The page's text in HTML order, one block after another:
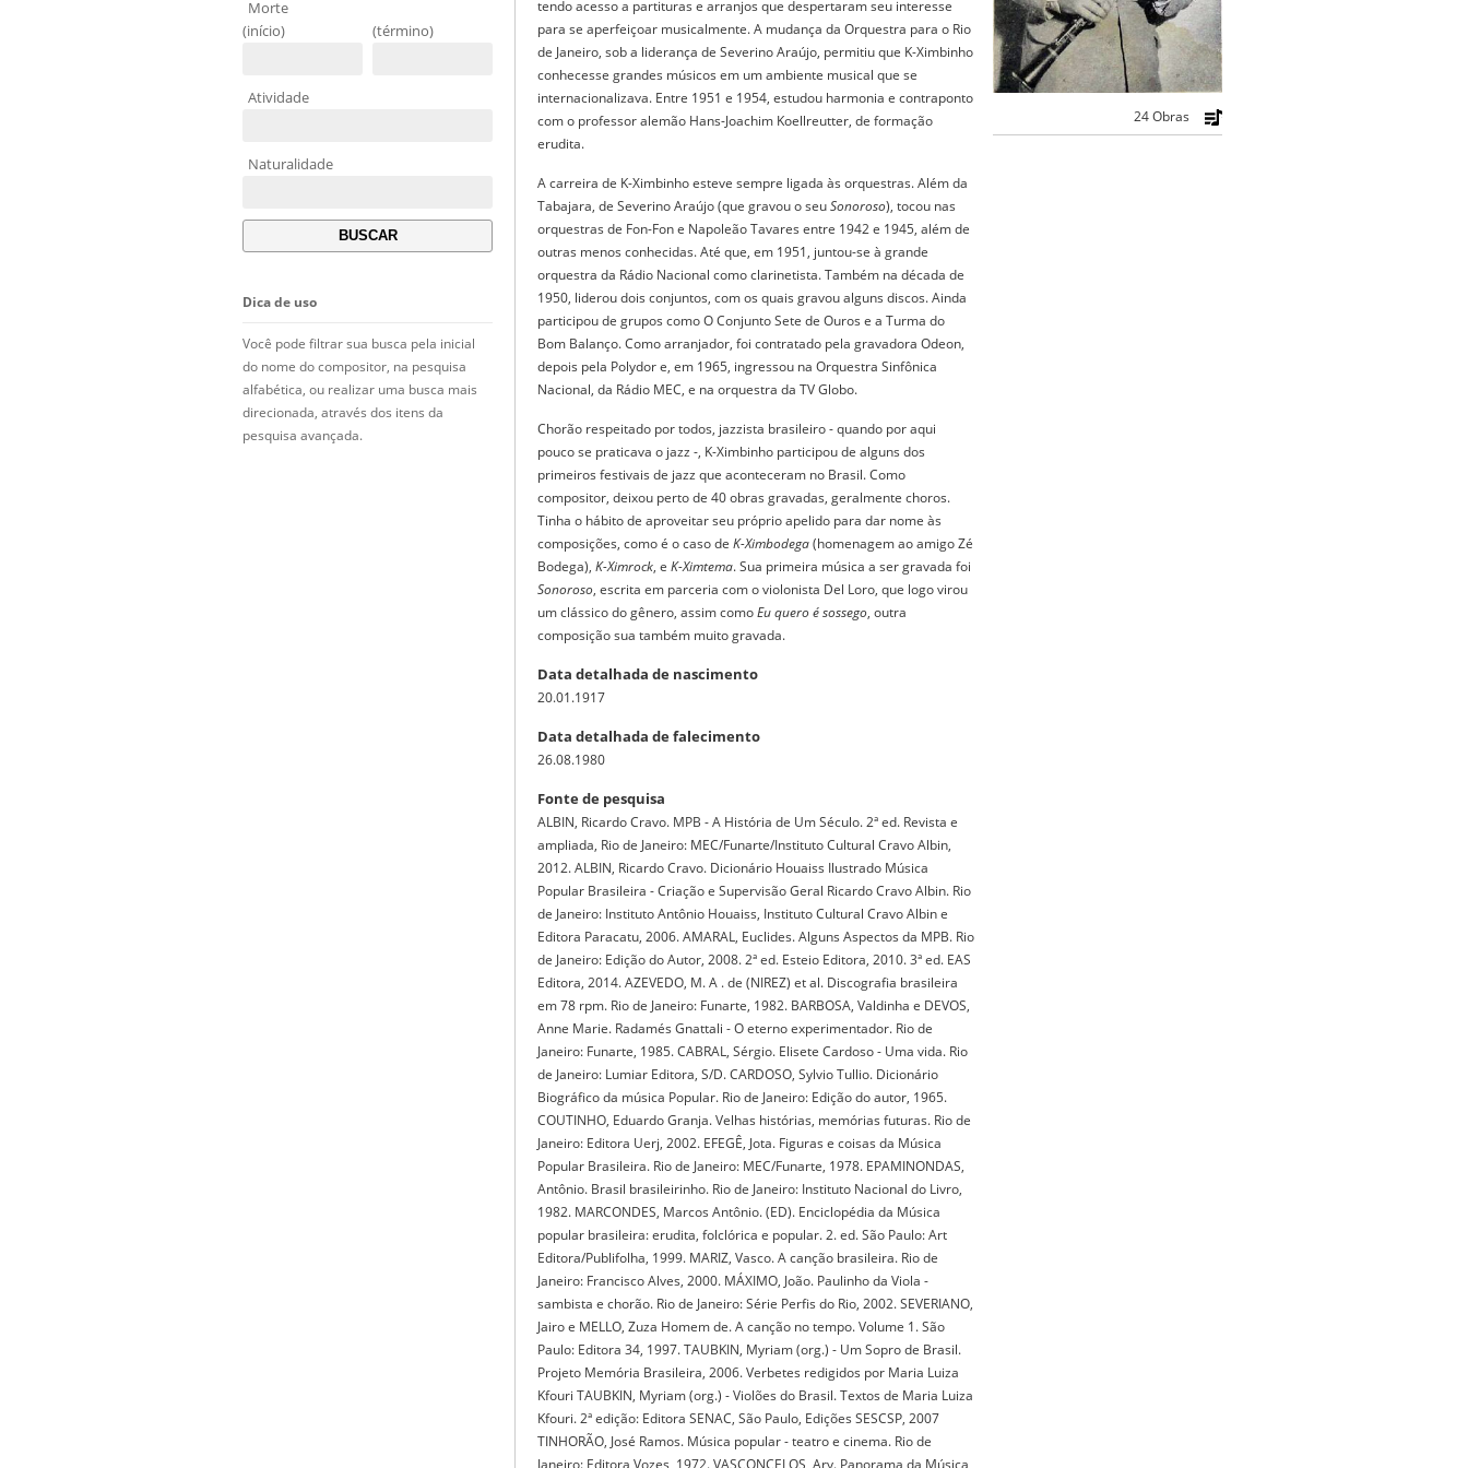
Morte
(início)
(término)
Atividade
Naturalidade
Dica de uso
Você pode filtrar sua busca pela inicial
do nome do compositor, na pesquisa
alfabética, ou realizar uma busca mais
direcionada, através dos itens da
pesquisa avançada.
tendo acesso a partituras e arranjos que despertaram seu interesse
para se aperfeiçoar musicalmente. A mudança da Orquestra para o Rio
de Janeiro, sob a liderança de Severino Araújo, permitiu que K-Ximbinho
conhecesse grandes músicos em um ambiente musical que se
internacionalizava. Entre 1951 e 1954, estudou harmonia e contraponto
com o professor alemão Hans-Joachim Koellreutter, de formação
erudita.
A carreira de K-Ximbinho esteve sempre ligada às orquestras. Além da
Tabajara, de Severino Araújo (que gravou o seuSonoroso), tocou nas
orquestras de Fon-Fon e Napoleão Tavares entre 1942 e 1945, além de
outras menos conhecidas. Até que, em 1951, juntou-se à grande
orquestra da Rádio Nacional como clarinetista. Também na década de
1950, liderou dois conjuntos, com os quais gravou alguns discos. Ainda
participou de grupos como O Conjunto Sete de Ouros e a Turma do
Bom Balanço. Como arranjador, foi contratado pela gravadora Odeon,
depois pela Polydor e, em 1965, ingressou na Orquestra Sinfônica
Nacional, da Rádio MEC, e na orquestra da TV Globo.
Chorão respeitado por todos, jazzista brasileiro - quando por aqui
pouco se praticava o jazz -, K-Ximbinho participou de alguns dos
primeiros festivais de jazz que aconteceram no Brasil. Como
compositor, deixou perto de 40 obras gravadas, geralmente choros.
Tinha o hábito de aproveitar seu próprio apelido para dar nome às
composições, como é o caso de K-Ximbodega(homenagem ao amigo Zé
Bodega), K-Ximrock, e K-Ximtema. Sua primeira música a ser gravada foi
Sonoroso, escrita em parceria com o violonista Del Loro, que logo virou
um clássico do gênero, assim comoEu quero é sossego, outra
composição sua também muito gravada.
Data detalhada de nascimento
20.01.1917
Data detalhada de falecimento
26.08.1980
Fonte de pesquisa
ALBIN, Ricardo Cravo. MPB - A História de Um Século. 2ª ed. Revista e
ampliada, Rio de Janeiro: MEC/Funarte/Instituto Cultural Cravo Albin,
2012. ALBIN, Ricardo Cravo. Dicionário Houaiss Ilustrado Música
Popular Brasileira - Criação e Supervisão Geral Ricardo Cravo Albin. Rio
de Janeiro: Instituto Antônio Houaiss, Instituto Cultural Cravo Albin e
Editora Paracatu, 2006. AMARAL, Euclides. Alguns Aspectos da MPB. Rio
de Janeiro: Edição do Autor, 2008. 2ª ed. Esteio Editora, 2010. 3ª ed. EAS
Editora, 2014. AZEVEDO, M. A . de (NIREZ) et al. Discografia brasileira
em 78 rpm. Rio de Janeiro: Funarte, 1982. BARBOSA, Valdinha e DEVOS,
Anne Marie. Radamés Gnattali - O eterno experimentador. Rio de
Janeiro: Funarte, 1985. CABRAL, Sérgio. Elisete Cardoso - Uma vida. Rio
de Janeiro: Lumiar Editora, S/D. CARDOSO, Sylvio Tullio. Dicionário
Biográfico da música Popular. Rio de Janeiro: Edição do autor, 1965.
COUTINHO, Eduardo Granja. Velhas histórias, memórias futuras. Rio de
Janeiro: Editora Uerj, 2002. EFEGÊ, Jota. Figuras e coisas da Música
Popular Brasileira. Rio de Janeiro: MEC/Funarte, 1978. EPAMINONDAS,
Antônio. Brasil brasileirinho. Rio de Janeiro: Instituto Nacional do Livro,
1982. MARCONDES, Marcos Antônio. (ED). Enciclopédia da Música
popular brasileira: erudita, folclórica e popular. 2. ed. São Paulo: Art
Editora/Publifolha, 1999. MARIZ, Vasco. A canção brasileira. Rio de
Janeiro: Francisco Alves, 2000. MÁXIMO, João. Paulinho da Viola -
sambista e chorão. Rio de Janeiro: Série Perfis do Rio, 2002. SEVERIANO,
Jairo e MELLO, Zuza Homem de. A canção no tempo. Volume 1. São
Paulo: Editora 34, 1997. TAUBKIN, Myriam (org.) - Um Sopro de Brasil.
Projeto Memória Brasileira, 2006. Verbetes redigidos por Maria Luiza
Kfouri TAUBKIN, Myriam (org.) - Violões do Brasil. Textos de Maria Luiza
Kfouri. 2ª edição: Editora SENAC, São Paulo, Edições SESCSP, 2007
TINHORÃO, José Ramos. Música popular - teatro e cinema. Rio de
24 Obras